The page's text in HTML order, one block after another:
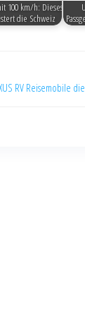
100 km/h: Dieses
die Schweiz
RV Reisemobile